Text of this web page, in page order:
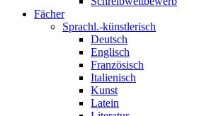
Fächer
Sprachl.-künstlerisch
Deutsch
Englisch
Französisch
Italienisch
Kunst
Latein